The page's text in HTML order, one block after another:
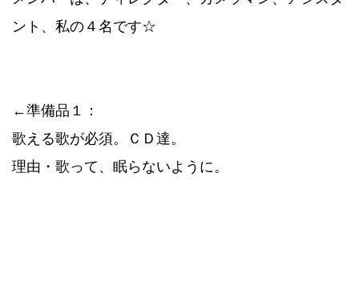
ント、私の４名です☆
←準備品１：
歌える歌が必須。ＣＤ達。
理由・歌って、眠らないように。